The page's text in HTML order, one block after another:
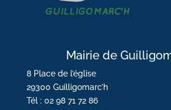
Mairie de
8 Place de l’église
29300 Guilligomarc’h
Tél : 02 98 71 72 86